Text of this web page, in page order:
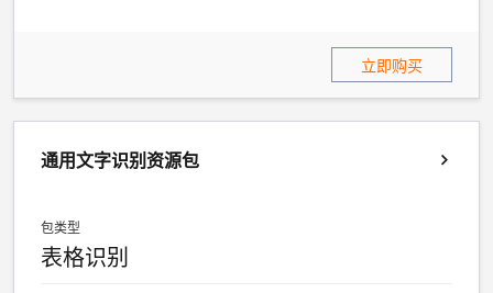
立即购买
通用文字识别资源包
包类型
表格识别